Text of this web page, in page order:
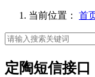
当前位置： 首
定陶短信接口